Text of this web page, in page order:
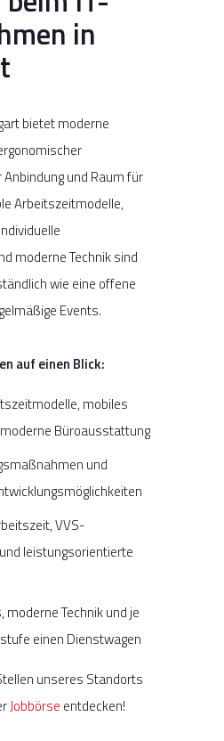
in
bietet moderne
und Raum für
Arbeitszeitmodelle,
moderne Technik sind
wie eine offene
Events.
auf einen Blick:
mobiles
Büroausstattung
und
VVS-
leistungsorientierte
moderne Technik und je
einen Dienstwagen
unseres Standorts
Jobbörse entdecken!